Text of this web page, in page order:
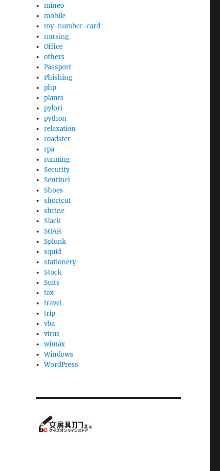
mineo
mobile
my-number-card
nursing
Office
others
Passport
Phishing
php
plants
pylori
python
relaxation
roadster
rpa
running
Security
Sentinel
Shoes
shortcut
shrine
Slack
SOAR
Splunk
squid
stationery
Stock
Suits
tax
travel
trip
vba
virus
wimax
Windows
WordPress